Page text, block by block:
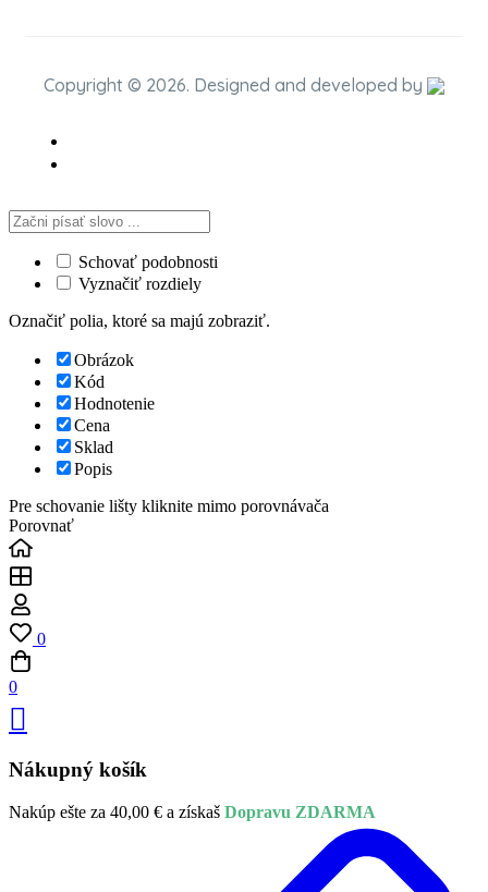
Copyright © 2026. Designed and developed by
Schovať podobnosti
Vyznačiť rozdiely
Označiť polia, ktoré sa majú zobraziť.
Obrázok
Kód
Hodnotenie
Cena
Sklad
Popis
Pre schovanie lišty kliknite mimo porovnávača
Porovnať
0
0
Nákupný košík
Nakúp ešte za 40,00 € a získaš Dopravu ZDARMA